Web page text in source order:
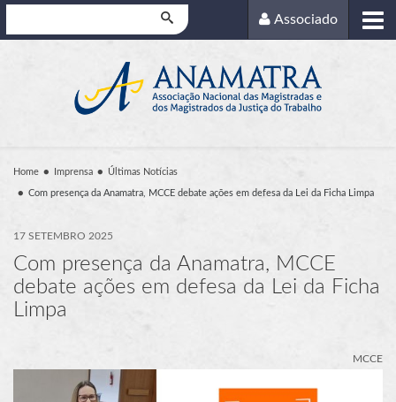
Associado
Home Imprensa Últimas Notícias
Com presença da Anamatra, MCCE debate ações em defesa da Lei da Ficha Limpa
17 SETEMBRO 2025
Com presença da Anamatra, MCCE
debate ações em defesa da Lei da Ficha
Limpa
MCCE